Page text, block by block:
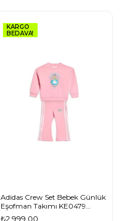
KARGO
BEDAVA!
Adidas Crew Set Bebek Günlük
Eşofman Takımı KE0479
Pembe
₺2.999,00